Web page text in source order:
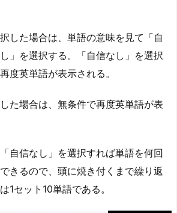
した場合は、単語の意味を見て「自
」を選択する。「自信なし」を選択
度英単語が表示される。
た場合は、無条件で再度英単語が表
自信なし」を選択すれば単語を何回
きるので、頭に焼き付くまで繰り返
1セット10単語である。